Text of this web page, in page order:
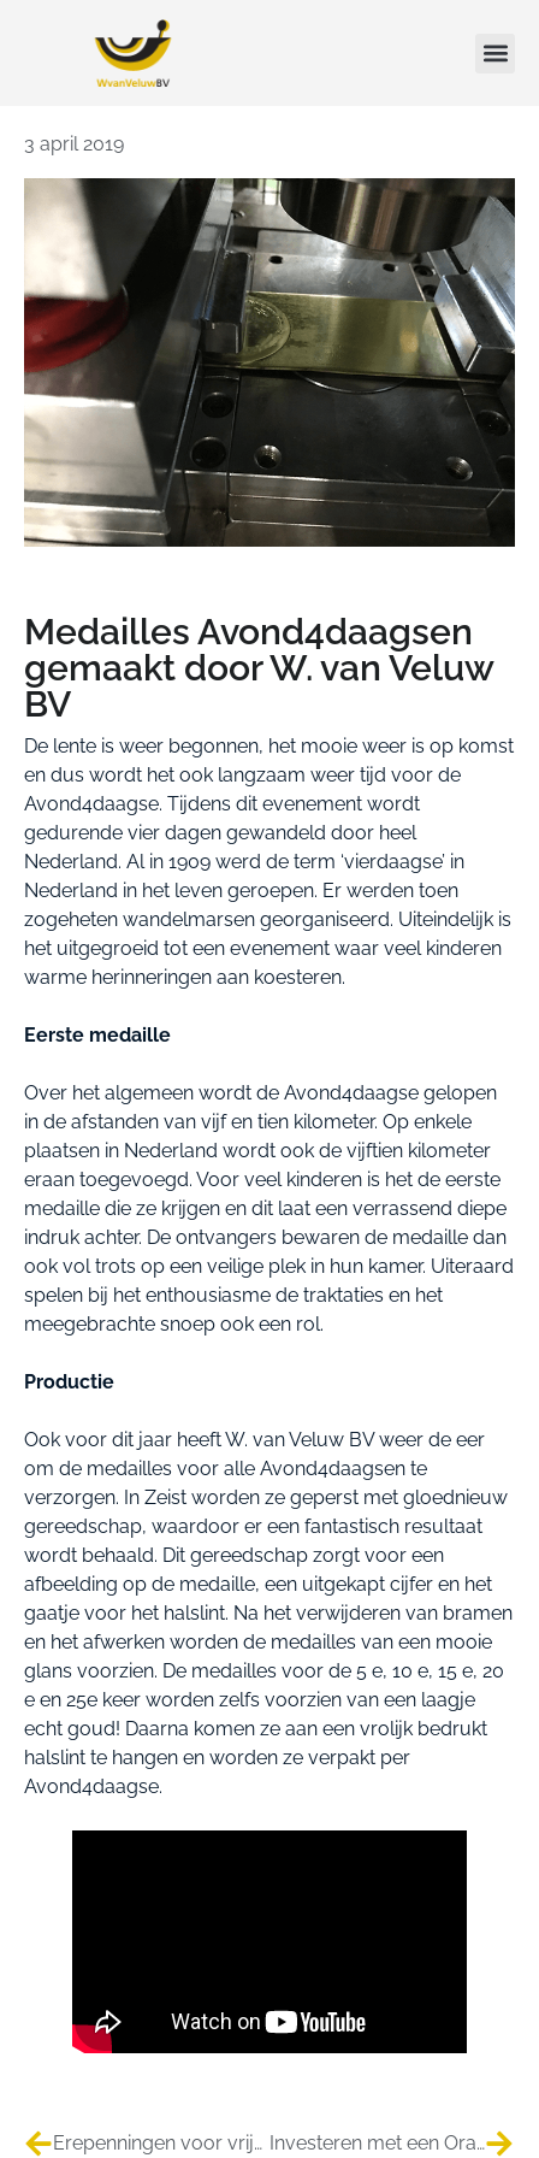
3 april 2019
Medailles Avond4daagsen
gemaakt door W. van Veluw
BV
De lente is weer begonnen, het mooie weer is op komst
en dus wordt het ook langzaam weer tijd voor de
Avond4daagse. Tijdens dit evenement wordt
gedurende vier dagen gewandeld door heel
Nederland. Al in 1909 werd de term ‘vierdaagse’ in
Nederland in het leven geroepen. Er werden toen
zogeheten wandelmarsen georganiseerd. Uiteindelijk is
het uitgegroeid tot een evenement waar veel kinderen
warme herinneringen aan koesteren.
Eerste medaille
Over het algemeen wordt de Avond4daagse gelopen
in de afstanden van vijf en tien kilometer. Op enkele
plaatsen in Nederland wordt ook de vijftien kilometer
eraan toegevoegd. Voor veel kinderen is het de eerste
medaille die ze krijgen en dit laat een verrassend diepe
indruk achter. De ontvangers bewaren de medaille dan
ook vol trots op een veilige plek in hun kamer. Uiteraard
spelen bij het enthousiasme de traktaties en het
meegebrachte snoep ook een rol.
Productie
Ook voor dit jaar heeft W. van Veluw BV weer de eer
om de medailles voor alle Avond4daagsen te
verzorgen. In Zeist worden ze geperst met gloednieuw
gereedschap, waardoor er een fantastisch resultaat
wordt behaald. Dit gereedschap zorgt voor een
afbeelding op de medaille, een uitgekapt cijfer en het
gaatje voor het halslint. Na het verwijderen van bramen
en het afwerken worden de medailles van een mooie
glans voorzien. De medailles voor de 5 e, 10 e, 15 e, 20
e en 25e keer worden zelfs voorzien van een laagje
echt goud! Daarna komen ze aan een vrolijk bedrukt
halslint te hangen en worden ze verpakt per
Avond4daagse.
Erepenningen voor vrijwilligers Stichting Triskontakten Investeren met een Oranje tintje